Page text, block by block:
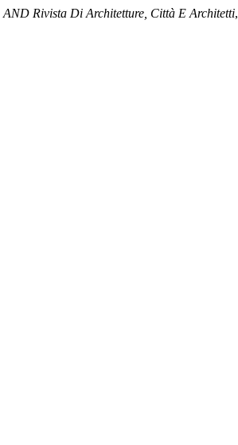
AND Rivista Di Architetture, Città E Architetti,